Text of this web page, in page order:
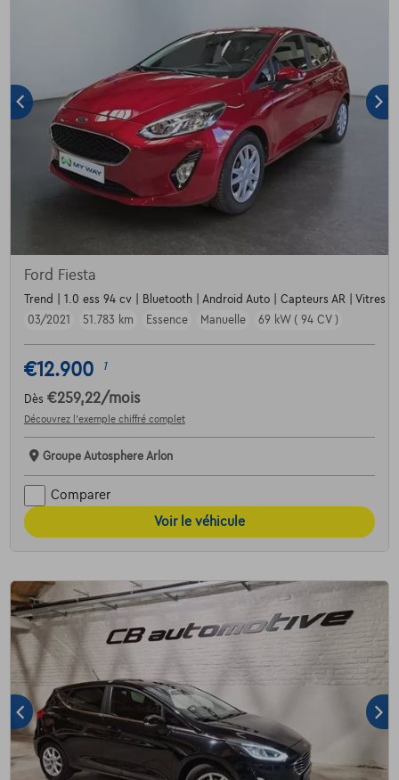
Ford Fiesta
Trend | 1.0 ess 94 cv | Bluetooth | Android Auto | Capteurs AR | Vitres
03/2021
51.783 km Essence Manuelle 69 kW ( 94 CV )
€12.900 1
Dès €259,22/mois
Découvrez l’exemple chiffré complet
Groupe Autosphere Arlon
Comparer
Voir le véhicule